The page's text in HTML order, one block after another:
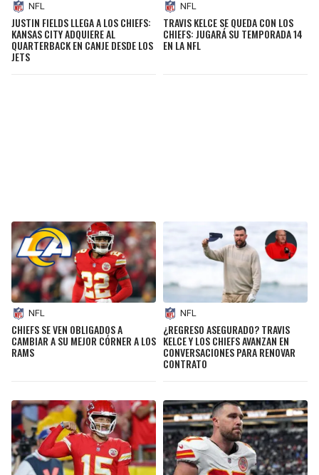
NFL
JUSTIN FIELDS LLEGA A LOS CHIEFS:
KANSAS CITY ADQUIERE AL
QUARTERBACK EN CANJE DESDE LOS
JETS
NFL
TRAVIS KELCE SE QUEDA CON LOS
CHIEFS: JUGARÁ SU TEMPORADA 14
EN LA NFL
NFL
CHIEFS SE VEN OBLIGADOS A
CAMBIAR A SU MEJOR CÓRNER A LOS
RAMS
NFL
¿REGRESO ASEGURADO? TRAVIS
KELCE Y LOS CHIEFS AVANZAN EN
CONVERSACIONES PARA RENOVAR
CONTRATO